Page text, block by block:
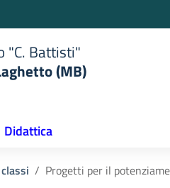
"C. Battisti"
(MB)
Didattica
Progetti per il